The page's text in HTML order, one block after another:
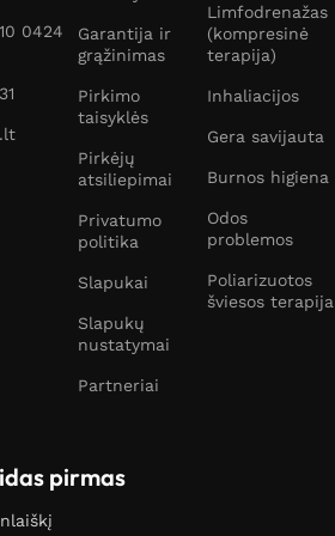
0424
Garantija ir
grąžinimas
Pirkimo
taisyklės
Pirkėjų
atsiliepimai
Privatumo
politika
Slapukai
Slapukų
nustatymai
Partneriai
Limfodrenažas
(kompresinė
terapija)
Inhaliacijos
Gera savijauta
Burnos higiena
Odos
problemos
Poliarizuotos
šviesos terapija
pirmas